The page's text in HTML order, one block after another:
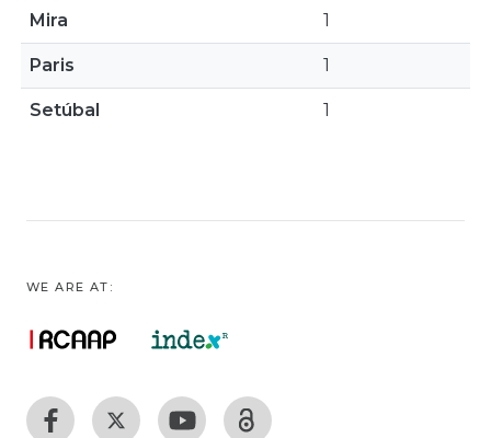
Mira 1
Paris 1
Setúbal 1
WE ARE AT: